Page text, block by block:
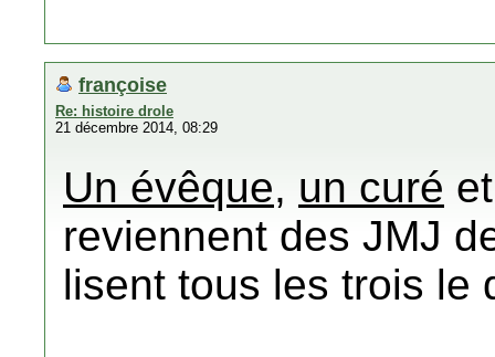
françoise
Re: histoire drole
21 décembre 2014, 08:29
Un évêque, un curé
reviennent des JMJ
lisent tous les trois le